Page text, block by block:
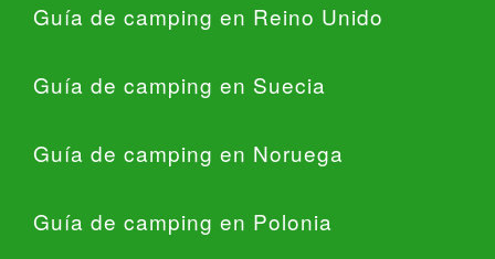
Guía de camping en Reino Unido
Guía de camping en Suecia
Guía de camping en Noruega
Guía de camping en Polonia